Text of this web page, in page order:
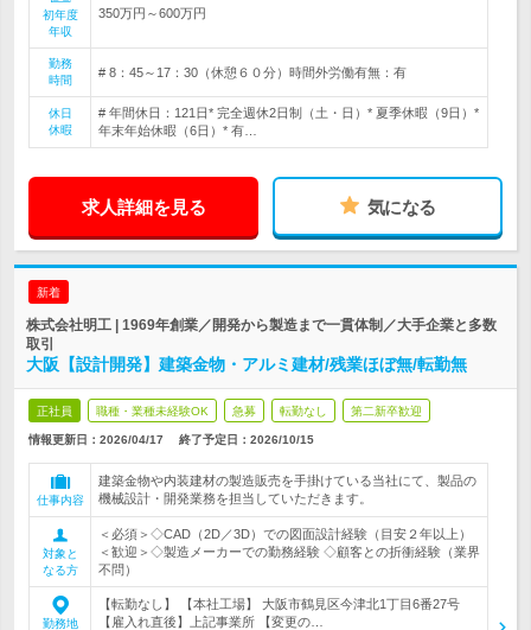
初年度
年収
350万円～600万円
勤務
時間
# 8：45～17：30（休憩６０分）時間外労働有無：有
休日
休暇
# 年間休日：121日* 完全週休2日制（土・日）* 夏季休暇（9日）*
年末年始休暇（6日）* 有…
求人詳細を見る 気になる
新着
株式会社明工 | 1969年創業／開発から製造まで一貫体制／大手企業と多数
取引
大阪【設計開発】建築金物・アルミ建材/残業ほぼ無/転勤無
正社員 職種・業種未経験OK 急募 転勤なし 第二新卒歓迎
情報更新日：2026/04/17 終了予定日： 2026/10/15
仕事内容
建築金物や内装建材の製造販売を手掛けている当社にて、製品の
機械設計・開発業務を担当していただきます。
対象と
なる方
＜必須＞◇CAD（2D／3D）での図面設計経験（目安２年以上）
＜歓迎＞◇製造メーカーでの勤務経験 ◇顧客との折衝経験（業界
不問）
勤務地
【転勤なし】 【本社工場】 大阪市鶴見区今津北1丁目6番27号
【雇入れ直後】上記事業所 【変更の…